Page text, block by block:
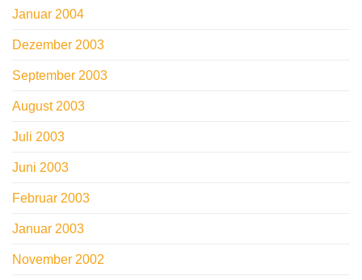
Januar 2004
Dezember 2003
September 2003
August 2003
Juli 2003
Juni 2003
Februar 2003
Januar 2003
November 2002